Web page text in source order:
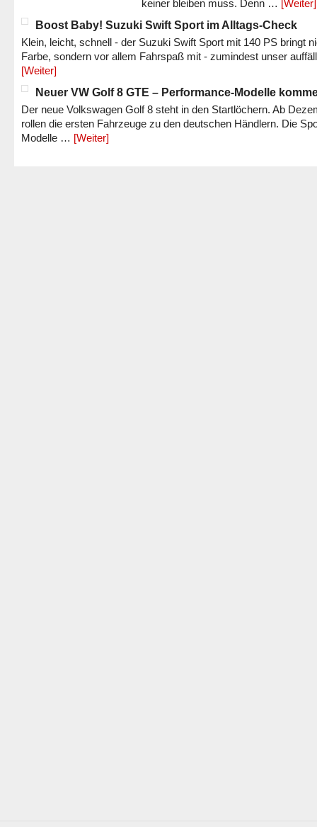
keiner bleiben muss. Denn … [Weiter]
Boost Baby! Suzuki Swift Sport im Alltags-Check
Klein, leicht, schnell - der Suzuki Swift Sport mit 140 PS bringt
Farbe, sondern vor allem Fahrspaß mit - zumindest unser
[Weiter]
Neuer VW Golf 8 GTE – Performance-Modelle
Der neue Volkswagen Golf 8 steht in den Startlöchern. Ab
rollen die ersten Fahrzeuge zu den deutschen Händlern. Die
Modelle … [Weiter]